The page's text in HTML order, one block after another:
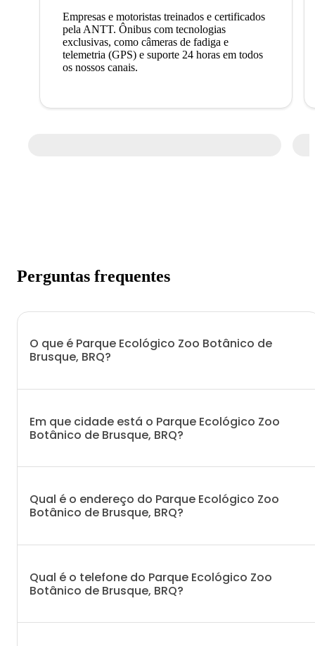
Empresas e motoristas treinados e certificados
pela ANTT. Ônibus com tecnologias
exclusivas, como câmeras de fadiga e
telemetria (GPS) e suporte 24 horas em todos
os nossos canais.
Perguntas frequentes
O que é Parque Ecológico Zoo Botânico de
Brusque, BRQ?
Em que cidade está o Parque Ecológico Zoo
Botânico de Brusque, BRQ?
Qual é o endereço do Parque Ecológico Zoo
Botânico de Brusque, BRQ?
Qual é o telefone do Parque Ecológico Zoo
Botânico de Brusque, BRQ?